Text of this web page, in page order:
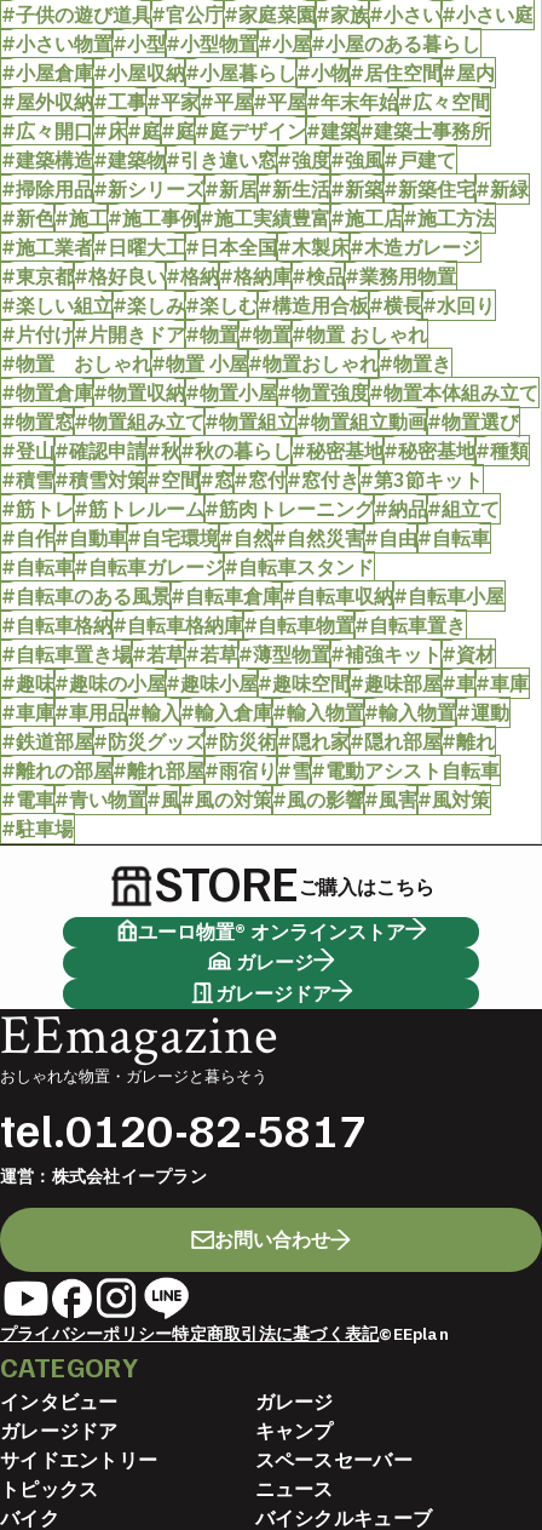
#子供の遊び道具#官公庁#家庭菜園#家族#小さい#小さい庭
#小さい物置#小型#小型物置#小屋#小屋のある暮らし
#小屋倉庫#小屋収納#小屋暮らし#小物#居住空間#屋内
#屋外収納#工事#平家#平屋#平屋#年末年始#広々空間
#広々開口#床#庭#庭#庭デザイン#建築#建築士事務所
#建築構造#建築物#引き違い窓#強度#強風#戸建て
#掃除用品#新シリーズ#新居#新生活#新築#新築住宅#新緑
#新色#施工#施工事例#施工実績豊富#施工店#施工方法
#施工業者#日曜大工#日本全国#木製床#木造ガレージ
#東京都#格好良い#格納#格納庫#検品#業務用物置
#楽しい組立#楽しみ#楽しむ#構造用合板#横長#水回り
#片付け#片開きドア#物置#物置#物置 おしゃれ
#物置 おしゃれ#物置 小屋#物置おしゃれ#物置き
#物置倉庫#物置収納#物置小屋#物置強度#物置本体組み立て
#物置窓#物置組み立て#物置組立#物置組立動画#物置選び
#登山#確認申請#秋#秋の暮らし#秘密基地#秘密基地#種類
#積雪#積雪対策#空間#窓#窓付#窓付き#第3節キット
#筋トレ#筋トレルーム#筋肉トレーニング#納品#組立て
#自作#自動車#自宅環境#自然#自然災害#自由#自転車
#自転車#自転車ガレージ#自転車スタンド
#自転車のある風景#自転車倉庫#自転車収納#自転車小屋
#自転車格納#自転車格納庫#自転車物置#自転車置き
#自転車置き場#若草#若草#薄型物置#補強キット#資材
#趣味#趣味の小屋#趣味小屋#趣味空間#趣味部屋#車#車庫
#車庫#車用品#輸入#輸入倉庫#輸入物置#輸入物置#運動
#鉄道部屋#防災グッズ#防災術#隠れ家#隠れ部屋#離れ
#離れの部屋#離れ部屋#雨宿り#雪#電動アシスト自転車
#電車#青い物置#風#風の対策#風の影響#風害#風対策
#駐車場
STOREご購入はこちら
ユーロ物置® オンラインストア
ガレージ
ガレージドア
EEmagazine
おしゃれな物置・ガレージと暮らそう
tel.0120-82-5817
運営： 株式会社イープラン
お問い合わせ
プライバシーポリシー特定商取引法に基づく表記©EEplan
CATEGORY
インタビュー
ガレージ
ガレージドア
キャンプ
サイドエントリー
スペースセーバー
トピックス
ニュース
バイク
バイシクルキューブ